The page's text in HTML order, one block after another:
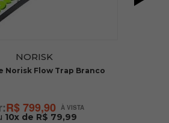
NORISK
Norisk Flow Trap Branco
R$ 799,90
10x de R$ 79,99